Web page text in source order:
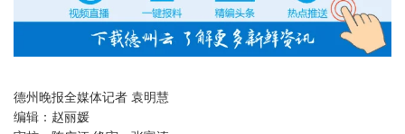
德州晚报全媒体记者 袁明慧
编辑： 赵丽媛